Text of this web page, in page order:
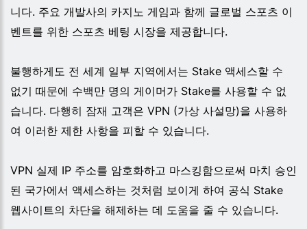
니다. 주요 개발사의 카지노 게임과 함께 글로벌 스포츠 이
벤트를 위한 스포츠 베팅 시장을 제공합니다.
불행하게도 전 세계 일부 지역에서는 Stake 액세스할 수
없기 때문에 수백만 명의 게이머가 Stake를 사용할 수 없
습니다. 다행히 잠재 고객은 VPN (가상 사설망)을 사용하
여 이러한 제한 사항을 피할 수 있습니다.
VPN 실제 IP 주소를 암호화하고 마스킹함으로써 마치 승인
된 국가에서 액세스하는 것처럼 보이게 하여 공식 Stake
웹사이트의 차단을 해제하는 데 도움을 줄 수 있습니다.